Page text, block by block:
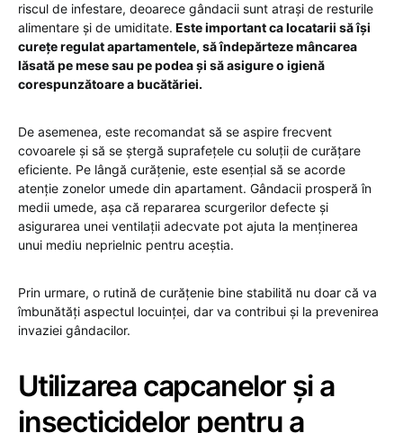
riscul de infestare, deoarece gândacii sunt atrași de resturile
alimentare și de umiditate. Este important ca locatarii să își
curețe regulat apartamentele, să îndepărteze mâncarea
lăsată pe mese sau pe podea și să asigure o igienă
corespunzătoare a bucătăriei.
De asemenea, este recomandat să se aspire frecvent
covoarele și să se ștergă suprafețele cu soluții de curățare
eficiente. Pe lângă curățenie, este esențial să se acorde
atenție zonelor umede din apartament. Gândacii prosperă în
medii umede, așa că repararea scurgerilor defecte și
asigurarea unei ventilații adecvate pot ajuta la menținerea
unui mediu neprielnic pentru aceștia.
Prin urmare, o rutină de curățenie bine stabilită nu doar că va
îmbunătăți aspectul locuinței, dar va contribui și la prevenirea
invaziei gândacilor.
Utilizarea capcanelor și a
insecticidelor pentru a